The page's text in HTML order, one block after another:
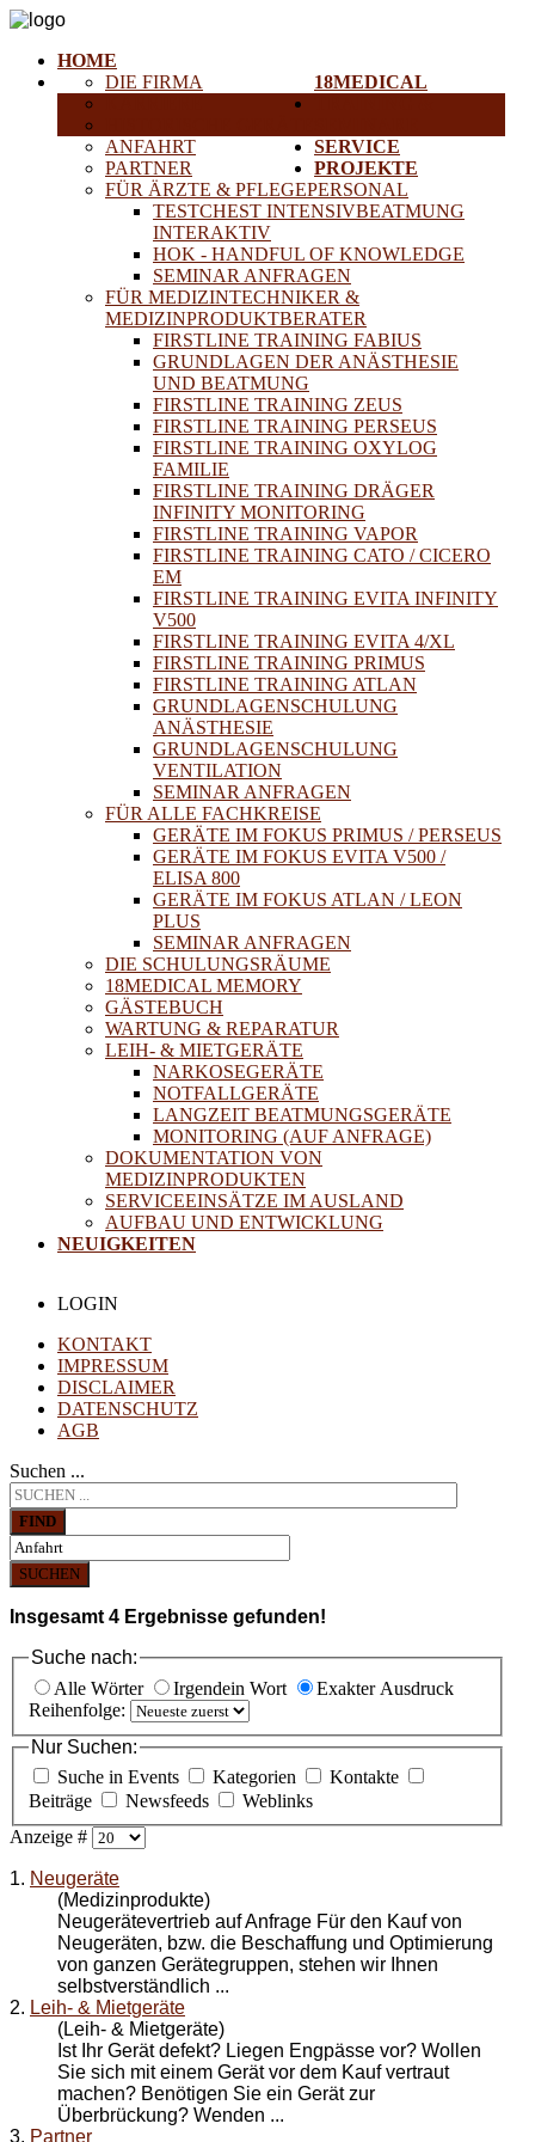
HOME
18MEDICAL
DIE FIRMA
ANFAHRT
PARTNER
FÜR ÄRZTE & PFLEGEPERSONAL
TESTCHEST INTENSIVBEATMUNG
INTERAKTIV
HOK - HANDFUL OF KNOWLEDGE
SEMINAR ANFRAGEN
FÜR MEDIZINTECHNIKER &
MEDIZINPRODUKTBERATER
FIRSTLINE TRAINING FABIUS
GRUNDLAGEN DER ANÄSTHESIE
UND BEATMUNG
FIRSTLINE TRAINING ZEUS
FIRSTLINE TRAINING PERSEUS
FIRSTLINE TRAINING OXYLOG
FAMILIE
FIRSTLINE TRAINING DRÄGER
INFINITY MONITORING
FIRSTLINE TRAINING VAPOR
FIRSTLINE TRAINING CATO / CICERO
EM
FIRSTLINE TRAINING EVITA INFINITY
V500
FIRSTLINE TRAINING EVITA 4/XL
FIRSTLINE TRAINING PRIMUS
FIRSTLINE TRAINING ATLAN
GRUNDLAGENSCHULUNG
ANÄSTHESIE
GRUNDLAGENSCHULUNG
VENTILATION
SEMINAR ANFRAGEN
FÜR ALLE FACHKREISE
GERÄTE IM FOKUS PRIMUS / PERSEUS
GERÄTE IM FOKUS EVITA V500 /
ELISA 800
GERÄTE IM FOKUS ATLAN / LEON
PLUS
SEMINAR ANFRAGEN
DIE SCHULUNGSRÄUME
18MEDICAL MEMORY
GÄSTEBUCH
SERVICE
WARTUNG & REPARATUR
LEIH- & MIETGERÄTE
NARKOSEGERÄTE
NOTFALLGERÄTE
LANGZEIT BEATMUNGSGERÄTE
MONITORING (AUF ANFRAGE)
DOKUMENTATION VON
MEDIZINPRODUKTEN
PROJEKTE
SERVICEEINSÄTZE IM AUSLAND
AUFBAU UND ENTWICKLUNG
NEUIGKEITEN
LOGIN
KONTAKT
IMPRESSUM
DISCLAIMER
DATENSCHUTZ
AGB
Suchen ...
FIND
SUCHEN
Insgesamt 4 Ergebnisse gefunden!
Suche nach:
Alle Wörter
Irgendein Wort
Exakter Ausdruck
Reihenfolge:
Nur Suchen:
Suche in Events
Kategorien
Kontakte
Beiträge
Newsfeeds
Weblinks
Anzeige #
1. Neugeräte
(Medizinprodukte)
Neugerätevertrieb auf Anfrage Für den Kauf von
Neugeräten, bzw. die Beschaffung und Optimierung
von ganzen Gerätegruppen, stehen wir Ihnen
selbstverständlich ...
2. Leih- & Mietgeräte
(Leih- & Mietgeräte)
Ist Ihr Gerät defekt? Liegen Engpässe vor? Wollen
Sie sich mit einem Gerät vor dem Kauf vertraut
machen? Benötigen Sie ein Gerät zur
Überbrückung? Wenden ...
3. Partner